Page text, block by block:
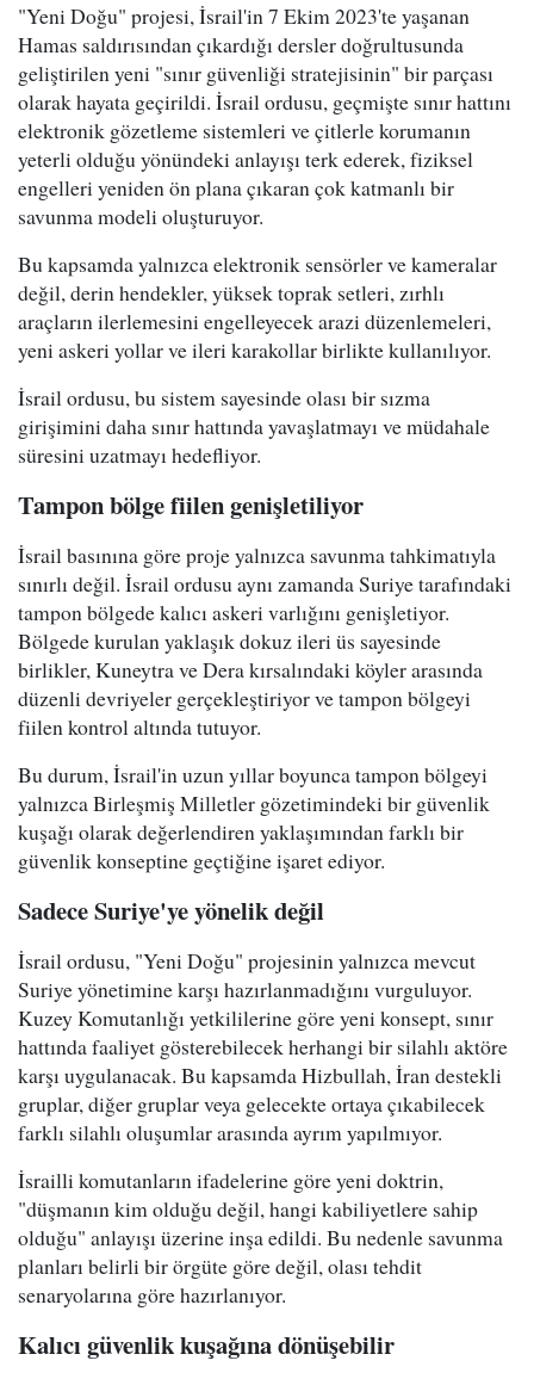
"Yeni Doğu" projesi, İsrail'in 7 Ekim 2023'te yaşanan
Hamas saldırısından çıkardığı dersler doğrultusunda
geliştirilen yeni "sınır güvenliği stratejisinin" bir parçası
olarak hayata geçirildi. İsrail ordusu, geçmişte sınır hattını
elektronik gözetleme sistemleri ve çitlerle korumanın
yeterli olduğu yönündeki anlayışı terk ederek, fiziksel
engelleri yeniden ön plana çıkaran çok katmanlı bir
savunma modeli oluşturuyor.
Bu kapsamda yalnızca elektronik sensörler ve kameralar
değil, derin hendekler, yüksek toprak setleri, zırhlı
araçların ilerlemesini engelleyecek arazi düzenlemeleri,
yeni askeri yollar ve ileri karakollar birlikte kullanılıyor.
İsrail ordusu, bu sistem sayesinde olası bir sızma
girişimini daha sınır hattında yavaşlatmayı ve müdahale
süresini uzatmayı hedefliyor.
Tampon bölge fiilen genişletiliyor
İsrail basınına göre proje yalnızca savunma tahkimatıyla
sınırlı değil. İsrail ordusu aynı zamanda Suriye tarafındaki
tampon bölgede kalıcı askeri varlığını genişletiyor.
Bölgede kurulan yaklaşık dokuz ileri üs sayesinde
birlikler, Kuneytra ve Dera kırsalındaki köyler arasında
düzenli devriyeler gerçekleştiriyor ve tampon bölgeyi
fiilen kontrol altında tutuyor.
Bu durum, İsrail'in uzun yıllar boyunca tampon bölgeyi
yalnızca Birleşmiş Milletler gözetimindeki bir güvenlik
kuşağı olarak değerlendiren yaklaşımından farklı bir
güvenlik konseptine geçtiğine işaret ediyor.
Sadece Suriye'ye yönelik değil
İsrail ordusu, "Yeni Doğu" projesinin yalnızca mevcut
Suriye yönetimine karşı hazırlanmadığını vurguluyor.
Kuzey Komutanlığı yetkililerine göre yeni konsept, sınır
hattında faaliyet gösterebilecek herhangi bir silahlı aktöre
karşı uygulanacak. Bu kapsamda Hizbullah, İran destekli
gruplar, diğer gruplar veya gelecekte ortaya çıkabilecek
farklı silahlı oluşumlar arasında ayrım yapılmıyor.
İsrailli komutanların ifadelerine göre yeni doktrin,
"düşmanın kim olduğu değil, hangi kabiliyetlere sahip
olduğu" anlayışı üzerine inşa edildi. Bu nedenle savunma
planları belirli bir örgüte göre değil, olası tehdit
senaryolarına göre hazırlanıyor.
Kalıcı güvenlik kuşağına dönüşebilir